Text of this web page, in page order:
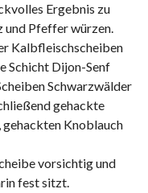
Ergebnis zu
und Pfeffer würzen.
Kalbfleischscheiben
Schicht Dijon-Senf
Schwarzwälder
gehackte
Knoblauch
vorsichtig und
fest sitzt.